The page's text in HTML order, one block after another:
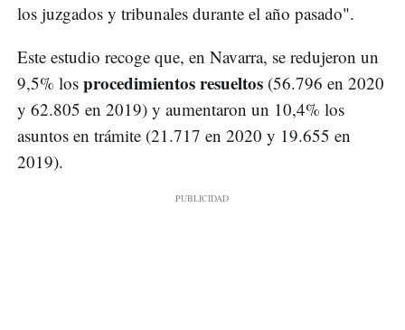
los juzgados y tribunales durante el año pasado".
Este estudio recoge que, en Navarra, se redujeron un
9,5% los procedimientos resueltos (56.796 en 2020
y 62.805 en 2019) y aumentaron un 10,4% los
asuntos en trámite (21.717 en 2020 y 19.655 en
2019).